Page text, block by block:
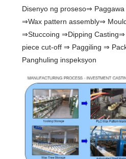
Disenyo ng proseso⇒
⇒Wax pattern assembly⇒
⇒Stuccoing ⇒Dipping
piece cut-off ⇒ Paggiling ⇒
Panghuling inspeksyon